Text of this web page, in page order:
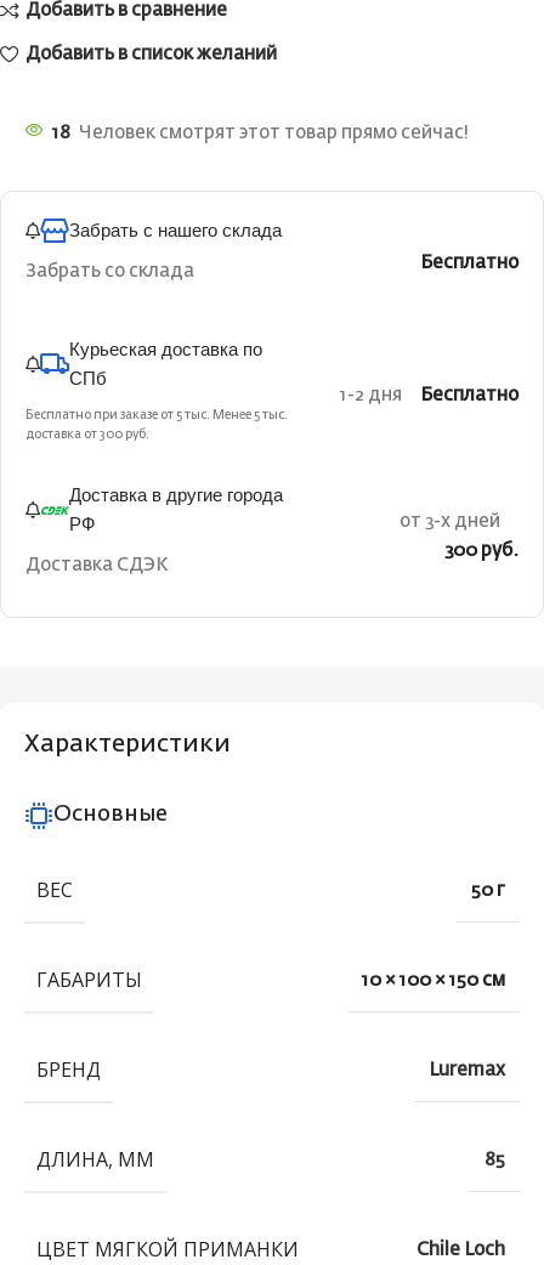
Добавить в сравнение
Добавить в список желаний
18 Человек смотрят этот товар прямо сейчас!
Забрать с нашего склада
Забрать со склада Бесплатно
Курьеская доставка по
СПб
Бесплатно при заказе от 5 тыс. Менее 5 тыс.
доставка от 300 руб.
1-2 дня Бесплатно
Доставка в другие города
РФ
Доставка СДЭК
от 3-х дней
300 руб.
Характеристики
Основные
ВЕС 50 г
ГАБАРИТЫ 10 × 100 × 150 см
БРЕНД Luremax
ДЛИНА, ММ 85
ЦВЕТ МЯГКОЙ ПРИМАНКИ Chile Loch